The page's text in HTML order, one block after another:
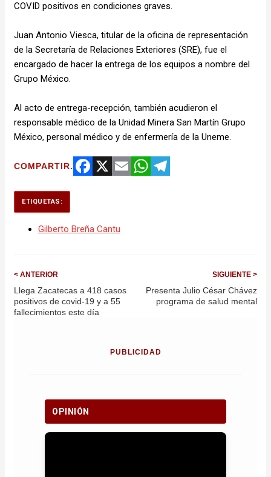
COVID positivos en condiciones graves.
Juan Antonio Viesca, titular de la oficina de representación
de la Secretaría de Relaciones Exteriores (SRE), fue el
encargado de hacer la entrega de los equipos a nombre del
Grupo México.
Al acto de entrega-recepción, también acudieron el
responsable médico de la Unidad Minera San Martín Grupo
México, personal médico y de enfermería de la Uneme.
COMPARTIR.
ETIQUETAS:
Gilberto Breña Cantu
< ANTERIOR
Llega Zacatecas a 418 casos
positivos de covid-19 y a 55
fallecimientos este día
SIGUIENTE >
Presenta Julio César Chávez
programa de salud mental
PUBLICIDAD
OPINIÓN